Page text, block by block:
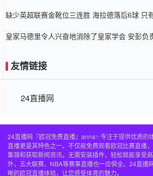
缺少英超联赛金靴位三连胜 海拉德落后6球 只
皇家马德里令人兴奋地消除了皇家学会 安彭负
友情链接
24直播网
24直播网『欧冠免费直播』anna✨专注于提供优质的
直播更是其特色之一。不仅能免费观看欧冠比赛直播
集锦和获取新闻资讯。无需安装插件，轻松就能享受
外，五大联赛、NBA等赛事直播也一应俱全。24直播
晰的欧冠直播体验，让您感受体育的魅力。